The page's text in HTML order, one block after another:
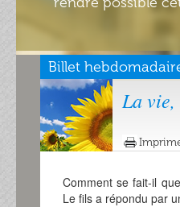
Billet
La
Comment se fait-il
Le fils a répondu par